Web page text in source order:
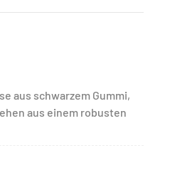
aus schwarzem Gummi,
aus einem robusten